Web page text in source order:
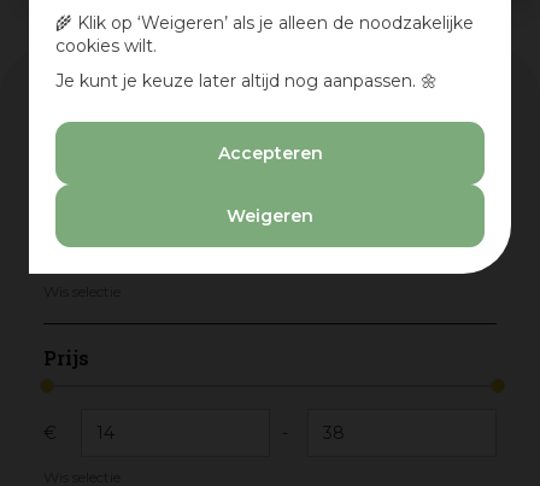
🌾 Klik op ‘Weigeren’ als je alleen de noodzakelijke
cookies wilt.
Je kunt je keuze later altijd nog aanpassen. 🌼
Accepteren
Weigeren
Merk
Prijs
€ -